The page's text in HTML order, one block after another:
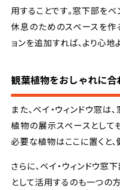
用することです。窓下部を
休息のためのスペースを作
ョンを追加すれば、より心地
観葉植物をおしゃれに合
また、ベイ・ウィンドウ窓
植物の展示スペースとして
必要な植物はここに置くと、
さらに、ベイ・ウィンドウ
として活用するのも一つの